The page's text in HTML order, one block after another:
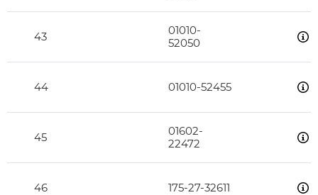
43
01010-
52050
44 01010-52455
45
01602-
22472
46 175-27-32611